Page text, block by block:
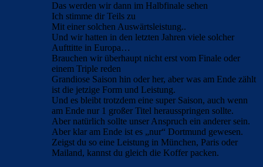
Das werden wir dann im Halbfinale sehen
Ich stimme dir Teils zu
Mit einer solchen Auswärtsleistung..
Und wir hatten in den letzten Jahren viele solcher
Aufttitte in Europa…
Brauchen wir überhaupt nicht erst vom Finale oder
einem Triple reden
Grandiose Saison hin oder her, aber was am Ende zählt
ist die jetzige Form und Leistung.
Und es bleibt trotzdem eine super Saison, auch wenn
am Ende nur 1 großer Titel herausspringen sollte.
Aber natürlich sollte unser Anspruch ein anderer sein.
Aber klar am Ende ist es „nur“ Dortmund gewesen.
Zeigst du so eine Leistung in München, Paris oder
Mailand, kannst du gleich die Koffer packen.